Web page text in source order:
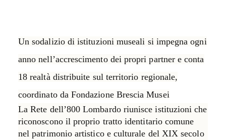
Un sodalizio di istituzioni museali si impegna ogni
anno nell’accrescimento dei propri partner e conta
18 realtà distribuite sul territorio regionale,
coordinato da Fondazione Brescia Musei
La Rete dell’800 Lombardo riunisce istituzioni che
riconoscono il proprio tratto identitario comune
nelpatrimonio artistico e culturale del XIX secolo